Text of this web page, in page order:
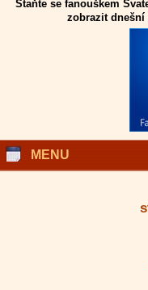
Staňte se fanouškem
zobrazit dnešní
MENU